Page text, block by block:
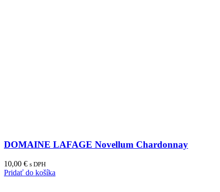
DOMAINE LAFAGE Novellum Chardonnay
10,00 € s DPH
Pridať do košíka